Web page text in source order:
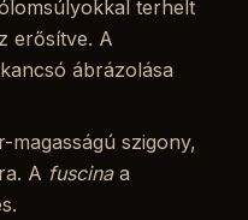
terhelt
erősítve. A
ábrázolása
szigony,
A fuscinaa